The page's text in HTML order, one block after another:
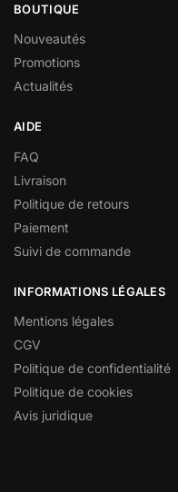
BOUTIQUE
Nouveautés
Promotions
Actualités
AIDE
FAQ
Livraison
Politique de retours
Paiement
Suivi de commande
INFORMATIONS LÉGALES
Mentions légales
CGV
Politique de confidentialité
Politique de cookies
Avis juridique